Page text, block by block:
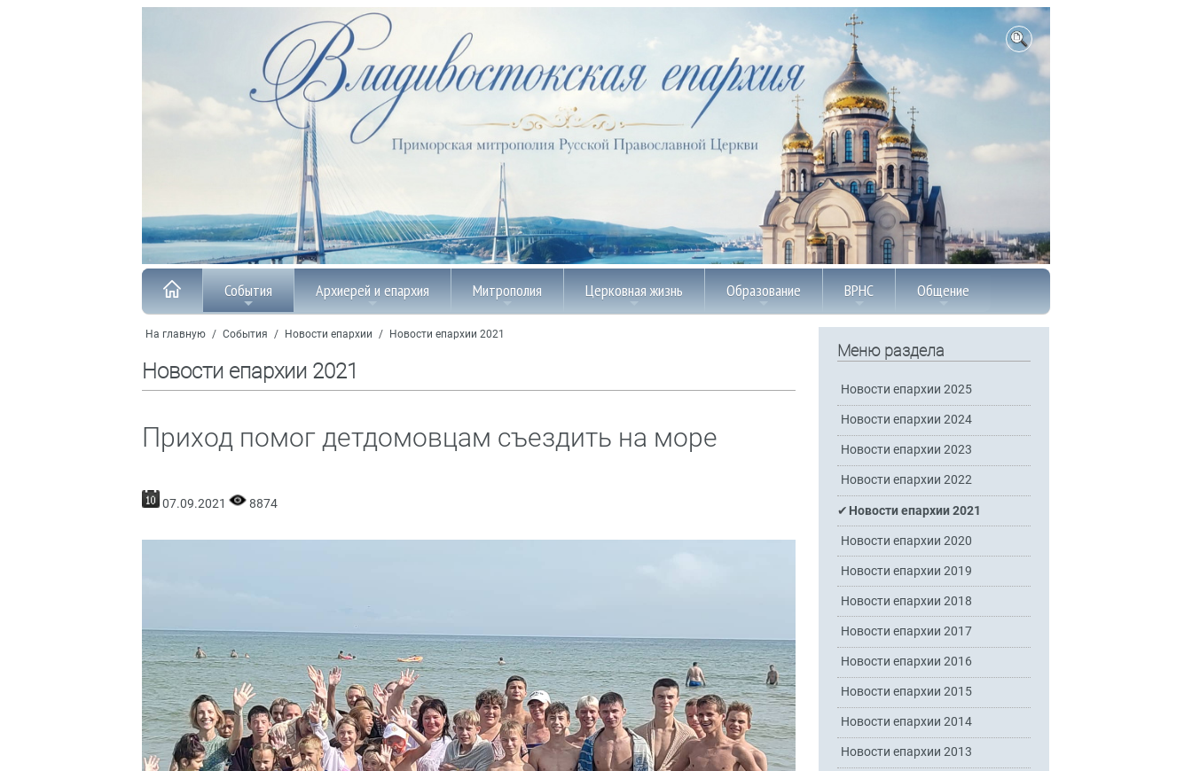
События Архиерей и епархия Митрополия Церковная жизнь Образование ВРНС Общение
На главную / События / Новости епархии / Новости епархии 2021
Новости епархии 2021
Приход помог детдомовцам съездить на море
07.09.2021 8874
Меню раздела
Новости епархии 2025
Новости епархии 2024
Новости епархии 2023
Новости епархии 2022
Новости епархии 2021
Новости епархии 2020
Новости епархии 2019
Новости епархии 2018
Новости епархии 2017
Новости епархии 2016
Новости епархии 2015
Новости епархии 2014
Новости епархии 2013